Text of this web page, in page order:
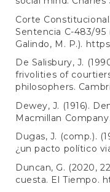
Corte
Sentencia C-483/95
Galindo, M. P.).
De Salisbury, J.
frivolities of
philosophers.
Dewey, J. (1916).
Macmillan Company.
Dugas, J. (comp.).
¿un pacto político
Duncan, G. (2020,
cuesta. El Tiempo.